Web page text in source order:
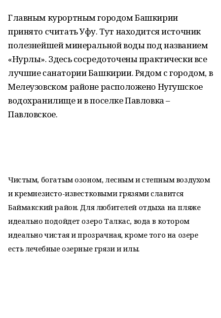
Главным курортным городом Башкирии
принято считать Уфу. Тут находится источник
полезнейшей минеральной воды под названием
«Нурлы». Здесь сосредоточены практически все
лучшие санатории Башкирии. Рядом с городом, в
Мелеузовском районе расположено Нугушское
водохранилище и в поселке Павловка –
Павловское.
Чистым, богатым озоном, лесным и степным воздухом
и кремнезисто-известковыми грязями славится
Баймакский район. Для любителей отдыха на пляже
идеально подойдет озеро Талкас, вода в котором
идеально чистая и прозрачная, кроме того на озере
есть лечебные озерные грязи и илы.